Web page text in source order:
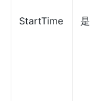
StartTime 是